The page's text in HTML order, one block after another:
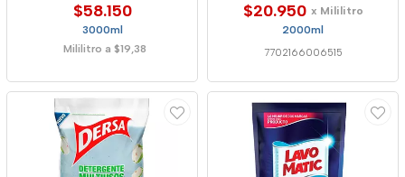
$58.150
3000ml
Mililitro a $19,38
$20.950 x Mililitro
2000ml
7702166006515